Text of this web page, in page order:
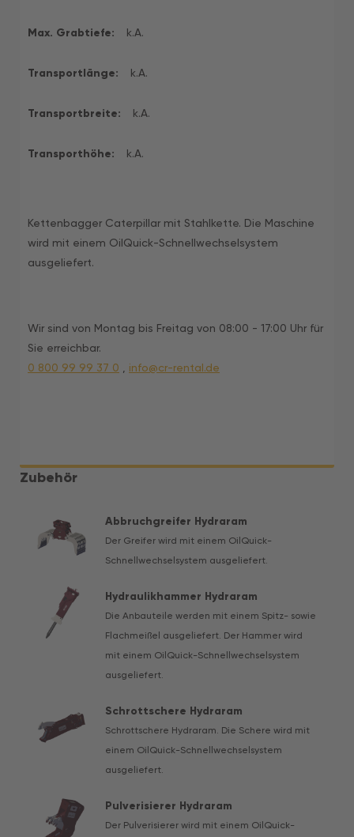
Max. Grabtiefe: k.A.
Transportlänge: k.A.
Transportbreite: k.A.
Transporthöhe: k.A.
Kettenbagger Caterpillar mit Stahlkette. Die Maschine
wird mit einem OilQuick-Schnellwechselsystem
ausgeliefert.
Wir sind von Montag bis Freitag von 08:00 - 17:00 Uhr für
Sie erreichbar.
0 800 99 99 37 0
info@cr-rental.de
Zubehör
Abbruchgreifer Hydraram
Der Greifer wird mit einem OilQuick-
Schnellwechselsystem ausgeliefert.
Hydraulikhammer Hydraram
Die Anbauteile werden mit einem Spitz- sowie
Flachmeißel ausgeliefert. Der Hammer wird
mit einem OilQuick-Schnellwechselsystem
ausgeliefert.
Schrottschere Hydraram
Schrottschere Hydraram. Die Schere wird mit
einem OilQuick-Schnellwechselsystem
ausgeliefert.
Pulverisierer Hydraram
Der Pulverisierer wird mit einem OilQuick-